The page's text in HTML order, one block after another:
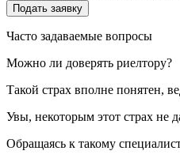
Часто задаваемые вопросы
Можно ли доверять риелтору?
Такой страх вполне понятен,
Увы, некоторым этот страх не
Обращаясь к такому